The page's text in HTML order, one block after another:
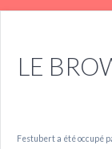
LE
Festubert a été occupé